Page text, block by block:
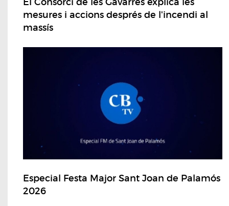
mesures i accions després de l'incendi al
massís
Especial Festa Major Sant Joan de Palamós
2026